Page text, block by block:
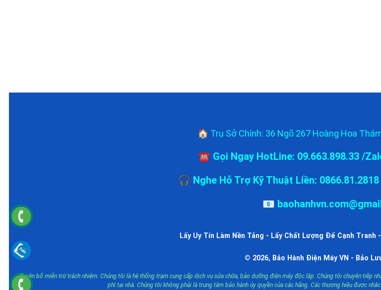
🏠 Trụ Sở Chính: 36 Ngõ 267 Hoàng Hoa
☎️ Gọi Ngay HotLine: 09.663.898.33 /
🎧 Nghe Hỗ Trợ Kỹ Thuật Liền:
📧
Lấy Uy Tín Làm Nền Tảng - Lấy Chất Lượng Để Cạnh
© 2026, Bảo Hành Điện Máy VN - Bảo
Tuyên bố miễn trừ trách nhiệm: Chúng tôi là hệ thống trạm cung cấp dịch vụ sửa chữa, bảo dưỡng điện máy độc lập. Chúng tôi chuyên tiếp
phí tại nhà. Chúng tôi không phải là trung tâm bảo hành ủy quyền của các hãng. Các thương hiệu được